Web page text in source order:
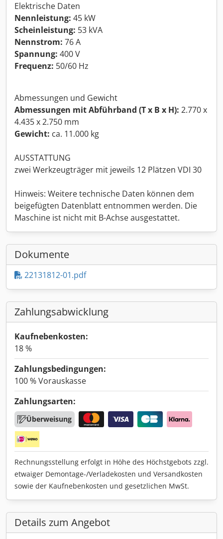
Elektrische Daten
Nennleistung: 45 kW
Scheinleistung: 53 kVA
Nennstrom: 76 A
Spannung: 400 V
Frequenz: 50/60 Hz
Abmessungen und Gewicht
Abmessungen mit Abführband (T x B x H): 2.770 x
4.435 x 2.750 mm
Gewicht: ca. 11.000 kg
AUSSTATTUNG
zwei Werkzeugträger mit jeweils 12 Plätzen VDI 30
Hinweis: Weitere technische Daten können dem
beigefügten Datenblatt entnommen werden. Die
Maschine ist nicht mit B-Achse ausgestattet.
Dokumente
22131812-01.pdf
Zahlungsabwicklung
Kaufnebenkosten:
18 %
Zahlungsbedingungen:
100 % Vorauskasse
Zahlungsarten:
Überweisung
Rechnungsstellung erfolgt in Höhe des Höchstgebots zzgl.
etwaiger Demontage-/Verladekosten und Versandkosten
sowie der Kaufnebenkosten und gesetzlichen MwSt.
Details zum Angebot